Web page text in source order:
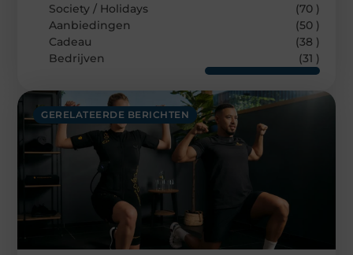
GERELATEERDE BERICHTEN
Society / Holidays
(70 )
Aanbiedingen
(50 )
Cadeau
(38 )
Bedrijven
(31 )